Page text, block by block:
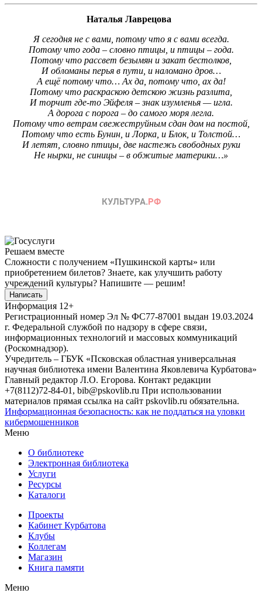
Наталья Лаврецова
Я сегодня не с вами, потому что я с вами всегда.
Потому что года – словно птицы, и птицы – года.
Потому что рассвет безымян и закат бестолков,
И обломаны перья в пути, и наломано дров…
А ещё потому что… Ах да, потому что, ах да!
Потому что раскраскою детскою жизнь разлита,
И торчит где-то Эйфеля – знак изумленья — игла.
А дорога с порога – до самого моря легла.
Потому что ветрам свежеструйным сдан дом на постой,
Потому что есть Бунин, и Лорка, и Блок, и Толстой…
И летят, словно птицы, две настежь свободных руки
Не нырки, не синицы – в обжитые материки…»
Решаем вместе
Сложности с получением «Пушкинской карты» или
приобретением билетов? Знаете, как улучшить работу
учреждений культуры? Напишите — решим!
Написать
Информация 12+
Регистрационный номер Эл № ФС77-87001 выдан 19.03.2024
г. Федеральной службой по надзору в сфере связи,
информационных технологий и массовых коммуникаций
(Роскомнадзор).
Учредитель – ГБУК «Псковская областная универсальная
научная библиотека имени Валентина Яковлевича Курбатова»
Главный редактор Л.О. Егорова. Контакт редакции
+7(8112)72-84-01, bib@pskovlib.ru При использовании
материалов прямая ссылка на сайт pskovlib.ru обязательна.
Информационная безопасность: как не поддаться на уловки
кибермошенников
Меню
О библиотеке
Электронная библиотека
Услуги
Ресурсы
Каталоги
Проекты
Кабинет Курбатова
Клубы
Коллегам
Магазин
Книга памяти
Меню